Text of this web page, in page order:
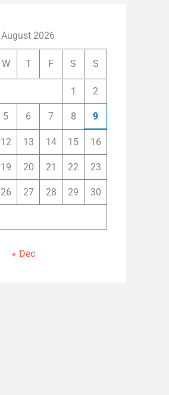
August 2026
W T F S S
1 2
5 6 7 8 9
12 13 14 15 16
19 20 21 22 23
26 27 28 29 30
« Dec